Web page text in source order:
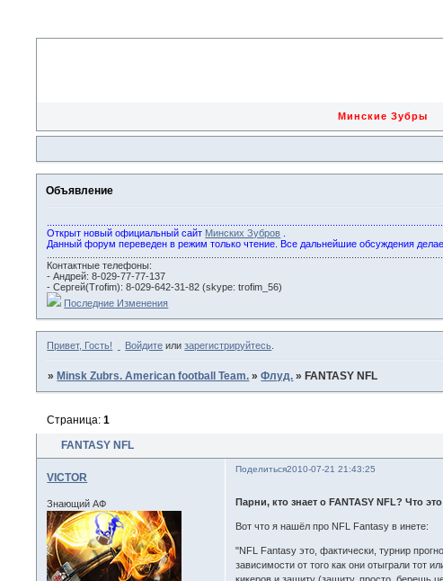
Минские Зубры
Объявление
Открыт новый официальный сайт Минских Зубров
Данный форум переведен в режим только чтение. Все дальнейшие обсуждения
Контактные телефоны:
- Андрей: 8-029-77-77-137
- Сергей(Trofim): 8-029-642-31-82 (skype: trofim_56)
Последние Изменения
Привет, Гость! Войдите илизарегистрируйтесь
»Minsk Zubrs. American football Team. »Флуд. »FANTASY NFL
FANTASY NFL
Страница:1
Поделиться2010-07-21 21:43:25
VICTOR
Знающий АФ Парни, кто знает о FANTASY NFL? Что
Вот что я нашёл про NFL Fantasy в инете:
"NFL Fantasy это, фактически, турнир
зависимости от того как они отыграли тот